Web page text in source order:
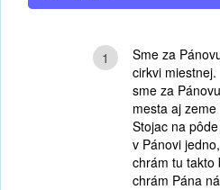
1
Sme za
cirkvi miestnej.
sme za
mesta aj zeme
Stojac na
v Pánovi jedno,
chrám tu takto
chrám Pána